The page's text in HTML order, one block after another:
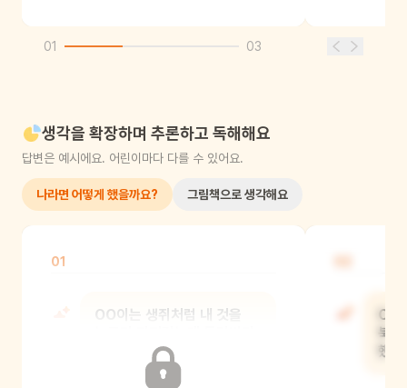
01 03
생각을 확장하며 추론하고 독해해요
답변은 예시에요. 어린이마다 다를 수 있어요.
나라면 어떻게 했을까요? 그림책으로 생각해요
01
OO이는 생쥐처럼 내 것을
어려웠던 적이 있니?
OO
북
했